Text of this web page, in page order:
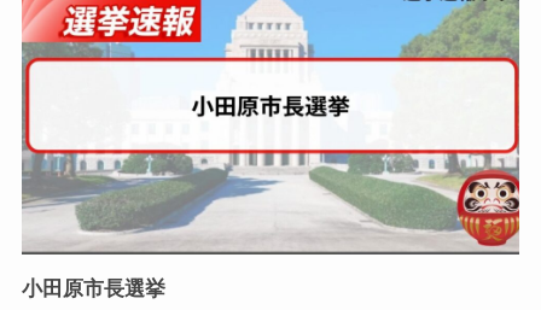
小田原市長選挙